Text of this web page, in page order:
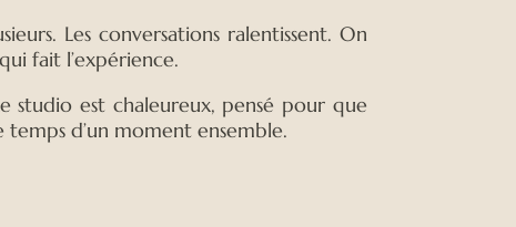
Les conversations ralentissent. On
fait l’expérience.
studio est chaleureux, pensé pour que
temps d’un moment ensemble.